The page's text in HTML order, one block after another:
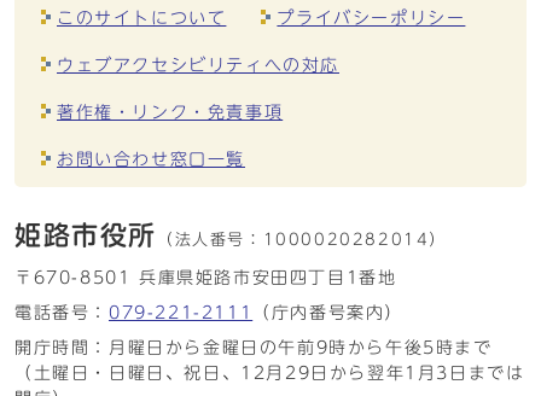
このサイトについて プライバシーポリシー
ウェブアクセシビリティへの対応
著作権・リンク・免責事項
お問い合わせ窓口一覧
姫路市役所 （法人番号： 1000020282014）
〒670-8501 兵庫県姫路市安田四丁目1番地
電話番号： 079-221-2111
（庁内番号案内）
開庁時間：月曜日から金曜日の午前9時から午後5時まで
（土曜日・日曜日、祝日、12月29日から翌年1月3日までは